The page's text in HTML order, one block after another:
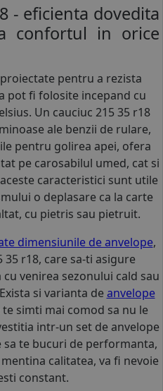
- eficienta dovedita
confortul in orice
pentru a rezista
pot fi folosite incepand cu
Un cauciuc 215 35 r18
ale benzii de rulare,
pentru golirea apei, ofera
pe carosabilul umed, cat si
caracteristici sunt utile
o deplasare ca la carte
cu pietris sau pietruit.
dimensiunile de anvelope,
r18, care sa-ti asigure
venirea sezonului cald sau
si varianta de anvelope
te simti mai comod sa nu le
intr-un set de anvelope
sa te bucuri de performanta,
calitatea, va fi nevoie
constant.